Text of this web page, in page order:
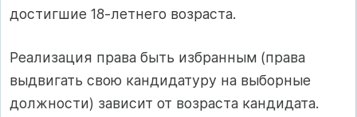
достигшие 18-летнего возраста.
Реализация права быть избранным (права
выдвигать свою кандидатуру на выборные
должности) зависит от возраста кандидата.